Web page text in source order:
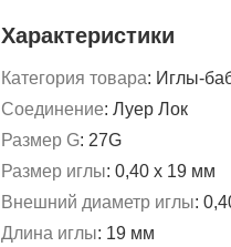
Характеристики
Категория товара: Иглы-
Соединение: Луер Лок
Размер G: 27G
Размер иглы: 0,40 х 19 мм
Внешний диаметр иглы:
Длина иглы: 19 мм